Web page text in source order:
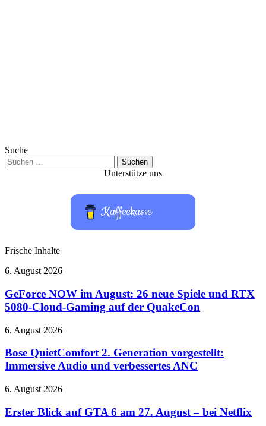
Suche
Suchen
nach:
Unterstütze uns
Kaffeekasse
Frische Inhalte
GeForce
im
August:
26
Spiele
RTX
5080-
Gaming
der
QuakeCon
6. August 2026
GeForce NOW im August: 26 neue Spiele und RTX
5080-Cloud-Gaming auf der QuakeCon
Bose
2.
Generation
vorgestellt:
Audio
verbessertes
6. August 2026
Bose QuietComfort 2. Generation vorgestellt:
Immersive Audio und verbessertes ANC
Erster
auf
GTA
6. August 2026
Erster Blick auf GTA 6 am 27. August – bei Netflix